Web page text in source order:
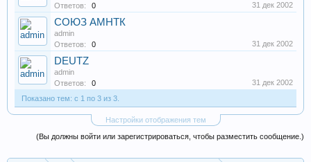
Ответов:
0 31 дек 2002
СОЮЗ АМНТК
admin
Ответов:
0 31 дек 2002
DEUTZ
admin
Ответов:
0
31 дек 2002
Показано тем: с 1 по 3 из 3.
Настройки отображения тем
(Вы должны войти или зарегистрироваться, чтобы разместить сообщение.)